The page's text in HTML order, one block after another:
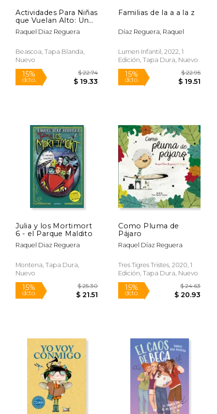
15%
dcto. $ 21.51
15%
dcto. $
Actividades Para Niñas
que Vuelan Alto: Un
Cuaderno Para Activar
la Autoestima
Raquel Diaz Reguera
Beascoa, Tapa Blanda,
Nuevo
Familias de la a a la z
Díaz Reguera, Raquel
Lumen Infantil, 2022, 1
Edición, Tapa Dura, Nuevo
Julia y los Mortimort
6 - el Parque Maldito
Raquel Diaz Reguera
Montena, Tapa Dura,
Nuevo
Como Pluma de
Pájaro
Raquel Díaz Reguera
Tres Tigres Tristes, 2020, 1
Edición, Tapa Dura, Nuevo